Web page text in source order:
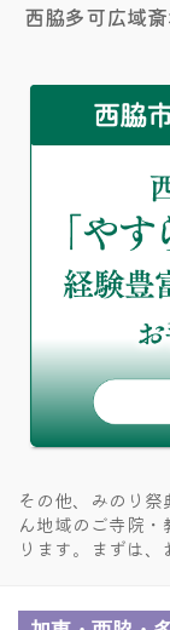
西脇多可広域
その他、みのり
ん地域のご寺院
ります。
まずは、